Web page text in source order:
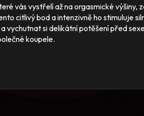
vás vystřelí až na orgasmické
citlivý bod a intenzivně ho stimuluje
vychutnat si delikátní potěšení před
koupele.